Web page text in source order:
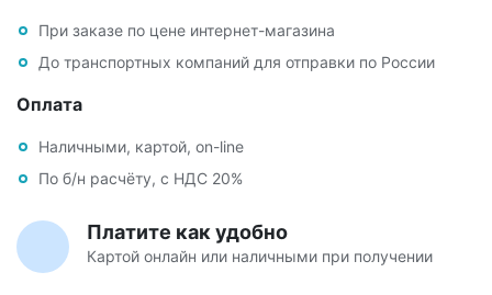
При заказе по цене интернет-магазина
До транспортных компаний для отправки по России
Оплата
Наличными, картой, on-line
По б/н расчёту, с НДС 20%
Платите как удобно
Картой онлайн или наличными при получении